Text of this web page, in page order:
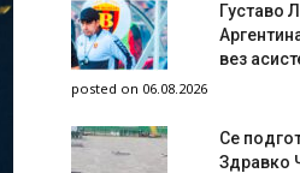
Густаво
вез
posted on 06.08.2026
Се
Здравко